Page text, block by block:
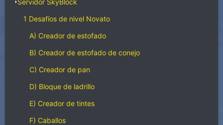
1 Desafíos de nivel Novato
A) Creador de estofado
B) Creador de estofado de conejo
C) Creador de pan
D) Bloque de ladrillo
E) Creador de tintes
F) Caballos